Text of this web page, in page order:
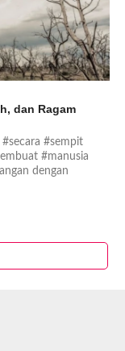
dan Ragam
#sempit
#manusia
dengan